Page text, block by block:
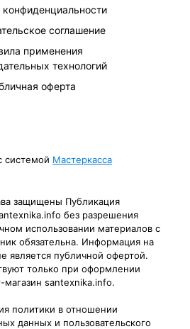
конфиденциальности
соглашение
применения
технологий
оферта
системой Мастеркасса
защищены Публикация
без разрешения
использовании материалов с
обязательна. Информация на
является публичной офертой.
только при оформлении
магазин santexnika.info.
политики в отношении
данных и пользовательского